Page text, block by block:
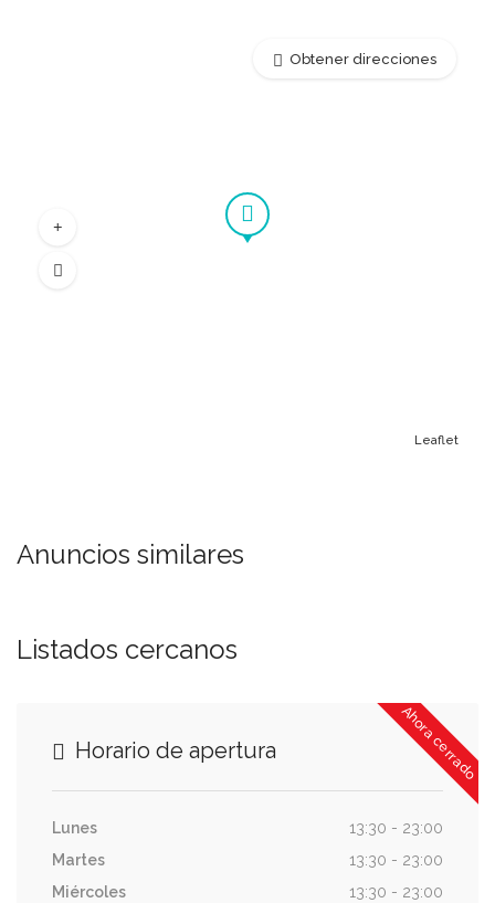
Leaflet
Obtener direcciones
Anuncios similares
Listados cercanos
Ahora cerrado
Horario de apertura
Lunes
13:30 - 23:00
Martes
13:30 - 23:00
Miércoles
13:30 - 23:00